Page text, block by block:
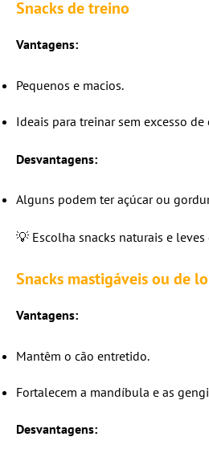
Snacks de treino
Vantagens:
Pequenos e macios.
Ideais para treinar sem excesso de
Desvantagens:
Alguns podem ter açúcar ou
💡 Escolha snacks naturais e
Snacks mastigáveis ou de
Vantagens:
Mantêm o cão entretido.
Fortalecem a mandíbula e as
Desvantagens: